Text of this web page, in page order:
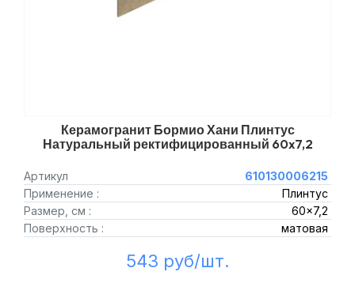
Керамогранит Бормио Хани Плинтус
Натуральный ректифицированный 60x7,2
Артикул
610130006215
Применение :
Плинтус
Размер, см :
60x7,2
Поверхность :
матовая
543 руб/шт.